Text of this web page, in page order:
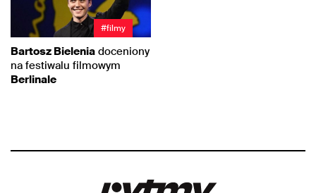
#filmy
Bartosz Bielenia doceniony
na festiwalu filmowym
Berlinale